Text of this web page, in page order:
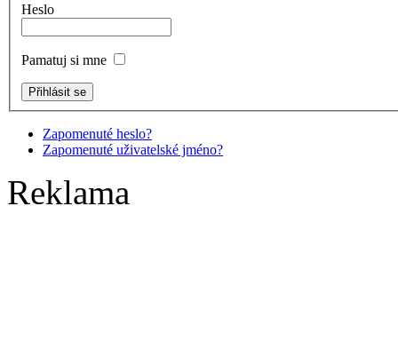
Heslo
Pamatuj si mne
Zapomenuté heslo?
Zapomenuté uživatelské jméno?
Reklama